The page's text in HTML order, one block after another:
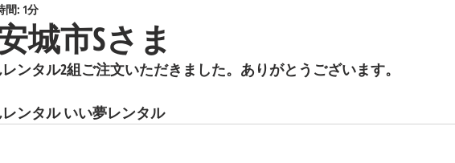
城市Sさま
間: 1分
ンタル2組ご注文いただきました。ありがとうございます。
ンタル いい夢レンタル